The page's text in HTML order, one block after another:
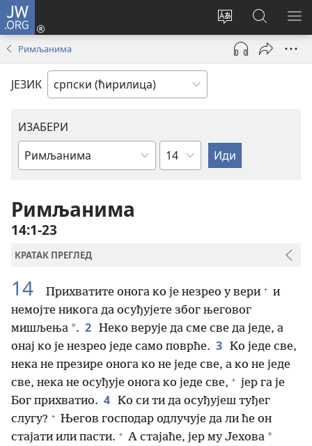
JW.ORG
Промени
језик
сајта
Пријава
(отвара
прозор)
Претрага
сајта
JW.ORG
Римљанима
ЈЕЗИК
ИЗАБЕРИ
Библијска
Поглавље
Римљанима
14:1-23
КРАТАК ПРЕГЛЕД
14 Прихватите онога ко је незрео у вери + и
немојте никога да осуђујете због његовог
мишљења *. 2 Неко верује да сме све да једе, а
онај ко је незрео једе само поврће. 3 Ко једе све,
нека не презире онога ко не једе све, а ко не једе
све, нека не осуђује онога ко једе све, + јер га је
Бог прихватио. 4 Ко си ти да осуђујеш туђег
слугу? + Његов господар одлучује да ли ће он
стајати или пасти. + А стајаће, јер му Јехова *